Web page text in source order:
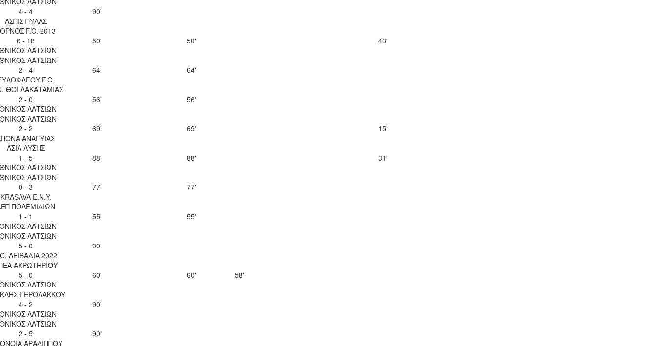
4 - 4
ΑΣΠΙΣ ΠΥΛΑΣ
90'
F.C. 2013
0 - 18
ΛΑΤΣΙΩΝ
50' 50'
43'
ΛΑΤΣΙΩΝ
2 - 4
F.C.
64'
64'
ΘΟΙ ΛΑΚΑΤΑΜΙΑΣ
2 - 0
ΛΑΤΣΙΩΝ
56'
56'
ΛΑΤΣΙΩΝ
2 - 2
ΑΝΑΓΥΙΑΣ
69' 69'
15'
ΑΣΙΛ ΛΥΣΗΣ
1 - 5
ΛΑΤΣΙΩΝ
88' 88'
31'
ΛΑΤΣΙΩΝ
0 - 3
KRASAVA Ε.Ν.Y.
77'
77'
ΠΟΛΕΜΙΔΙΩΝ
1 - 1
ΛΑΤΣΙΩΝ
55'
55'
ΛΑΤΣΙΩΝ
5 - 0
ΛΕΙΒΑΔΙΑ 2022
90'
ΑΚΡΩΤΗΡΙΟΥ
5 - 0
ΛΑΤΣΙΩΝ
60' 60'
58'
ΓΕΡΟΛΑΚΚΟΥ
4 - 2
ΛΑΤΣΙΩΝ
90'
ΛΑΤΣΙΩΝ
2 - 5
ΑΡΑΔΙΠΠΟΥ
90'